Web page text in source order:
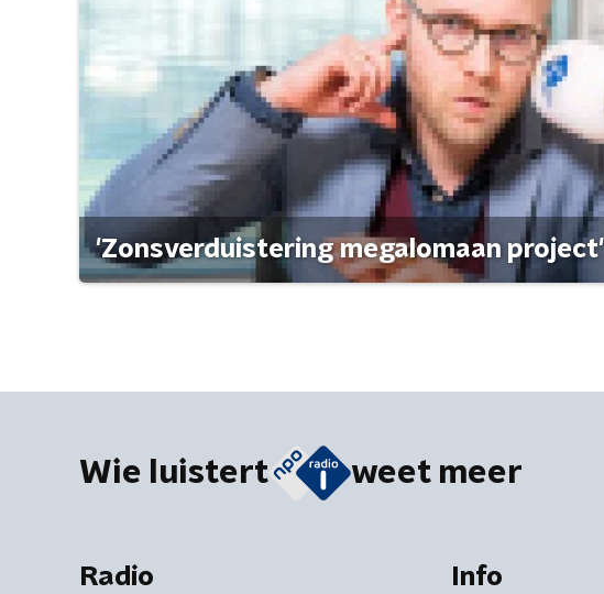
'Zonsverduistering megalomaan project'
Wie luistert weet meer
Radio Info